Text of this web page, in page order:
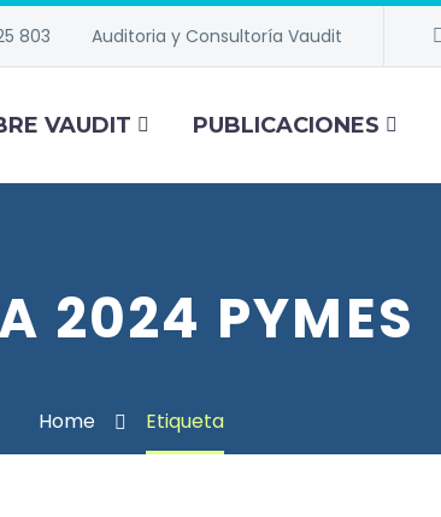
803 Auditoria y Consultoría Vaudit
VAUDIT PUBLICACIONES
2024 PYMES
Home Etiqueta